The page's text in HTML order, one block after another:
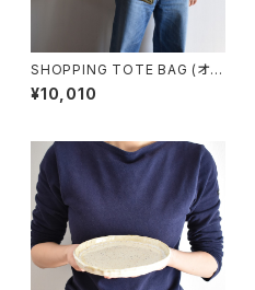
SHOPPING TOTE BAG (オリ
ーブ/カーキ)
¥10,010